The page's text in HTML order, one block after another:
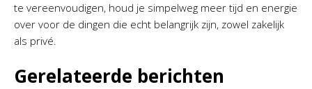
te vereenvoudigen, houd je simpelweg meer tijd en energie
over voor de dingen die echt belangrijk zijn, zowel zakelijk
als privé.
Gerelateerde berichten